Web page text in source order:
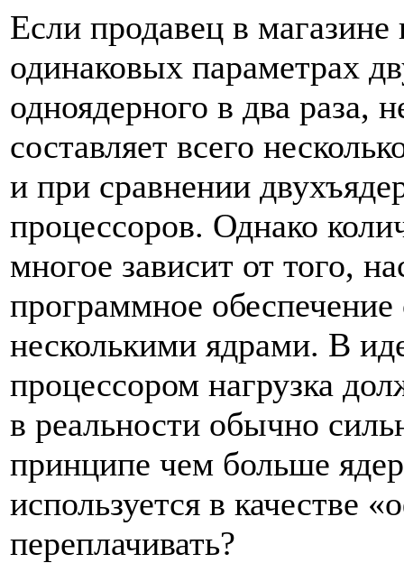
Если продавец в
одинаковых параметрах
одноядерного в два раза,
составляет всего
и при сравнении
процессоров. Однако
многое зависит от того,
программное
несколькими ядрами. В
процессором нагрузка
в реальности обычно
принципе чем больше
используется в качестве
переплачивать?